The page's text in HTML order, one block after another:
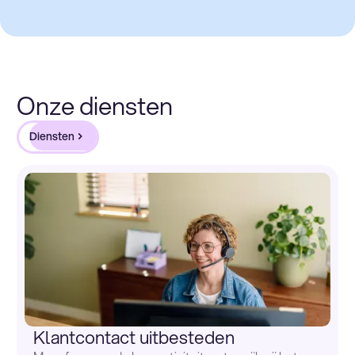
Onze diensten
Diensten
Klantcontact uitbesteden